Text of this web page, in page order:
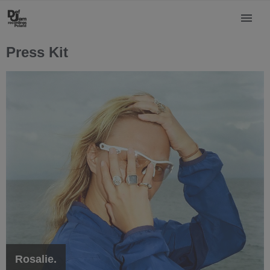
Press Kit
Rosalie.